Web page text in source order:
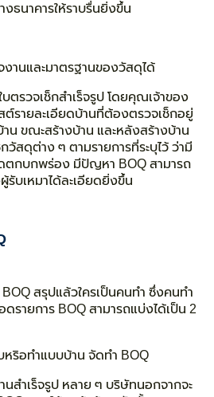
ธนาคารให้ราบรื่นยิ่งขึ้น
งานและมาตรฐานของวัสดุได้
ตรวจเช็กสำเร็จรูป โดยคุณเจ้าของ
ต์รายละเอียดบ้านที่ต้องตรวจเช็กอยู่
น ขณะสร้างบ้าน และหลังสร้างบ้าน
วัสดุต่าง ๆ ตามรายการที่ระบุไว้ ว่ามี
ดตกบกพร่อง มีปัญหา BOQ สามารถ
บเหมาได้ละเอียดยิ่งขึ้น
BOQ สรุปแล้วใครเป็นคนทำ ซึ่งคนทำ
ดรายการ BOQ สามารถแบ่งได้เป็น 2
ริอทำแบบบ้าน จัดทำ BOQ
สำเร็จรูป หลาย ๆ บริษัทนอกจากจะ